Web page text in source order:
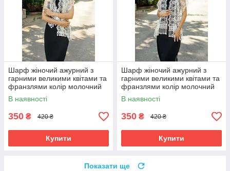
Шарф жіночий ажурний з
гарними великими квітами та
франзлями колір молочний
В наявності
350 ₴ 420 ₴
Купити
Шарф жіночий ажурний з
гарними великими квітами та
франзлями колір молочний
В наявності
350 ₴ 420 ₴
Купити
Показати ще